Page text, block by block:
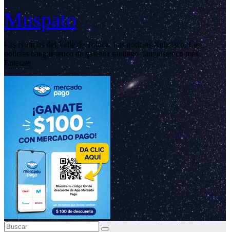
Muspato
Las Noticias del Valle de Toluca, Las noticias Xalatlaco, Las
noticias tianguistenco de galeana santiago tianguistenco méx.
Enterate